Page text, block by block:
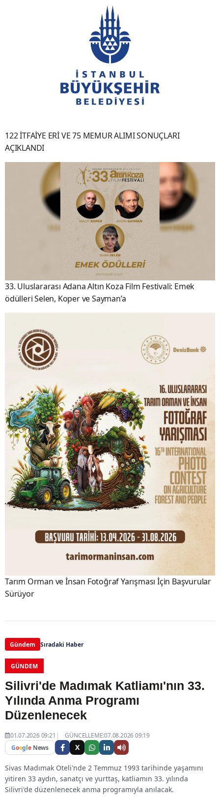
122 İTFAİYE ERİ VE 75 MEMUR ALIMI SONUÇLARI
AÇIKLANDI
33. Uluslararası Adana Altın Koza Film Festivali: Emek
ödülleri Selen, Koper ve Sayman’a
Tarım Orman ve İnsan Fotoğraf Yarışması İçin Başvurular
Sürüyor
Gündem Sıradaki Haber
GÜNDEM
Silivri'de Madımak Katliamı'nın 33.
Yılında Anma Programı
Düzenlenecek
01.07.2026 09:21
GÜNCELLEME:07.08.2026 09:19
Google News X
Sivas Madımak Oteli'nde 2 Temmuz 1993 tarihinde yaşamını
yitiren 33 aydın, sanatçı ve yurttaş, katliamın 33. yılında
Silivri'de düzenlenecek anma programıyla anılacak.